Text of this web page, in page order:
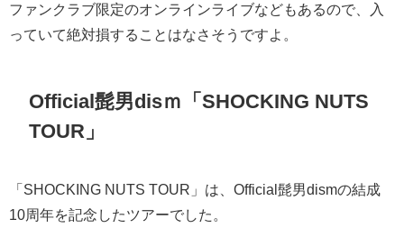
ファンクラブ限定のオンラインライブなどもあるので、入
っていて絶対損することはなさそうですよ。
Official髭男disｍ
「SHOCKING NUTS
TOUR」
「SHOCKING NUTS TOUR」は、Official髭男dismの結成
10周年を記念したツアーでした。